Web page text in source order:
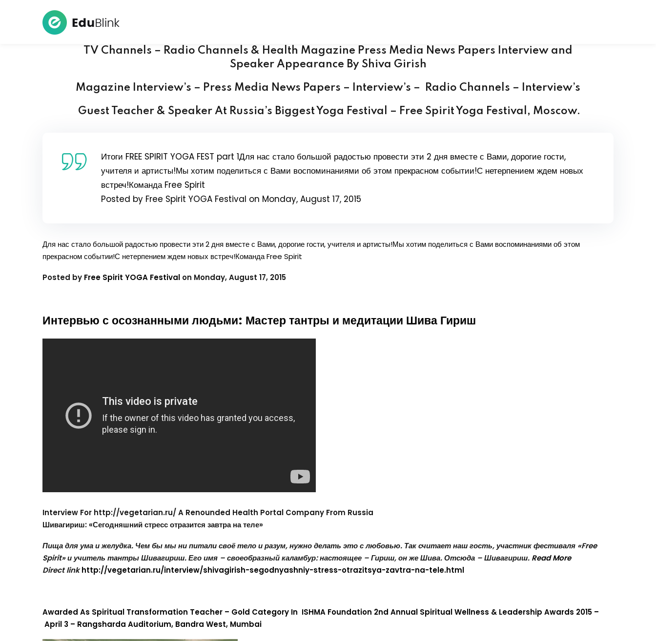
TV Channels – Radio Channels & Health Magazine Press Media News Papers Interview and
Speaker Appearance By Shiva Girish
Magazine Interview’s – Press Media News Papers – Interview’s – Radio Channels – Interview’s
Guest Teacher & Speaker At Russia’s Biggest Yoga Festival – Free Spirit Yoga Festival, Moscow.
Итоги FREE SPIRIT YOGA FEST part 1Для нас стало большой радостью провести эти 2 дня вместе с Вами, дорогие гости,
учителя и артисты!Мы хотим поделиться с Вами воспоминаниями об этом прекрасном событии!С нетерпением ждем новых
встреч!Команда Free Spirit
Posted by Free Spirit YOGA Festival on Monday, August 17, 2015
Для нас стало большой радостью провести эти 2 дня вместе с Вами, дорогие гости, учителя и артисты!Мы хотим поделиться с Вами воспоминаниями об этом
прекрасном событии!С нетерпением ждем новых встреч!Команда Free Spirit
Posted by Free Spirit YOGA Festival on Monday, August 17, 2015
Интервью с осознанными людьми: Мастер тантры и медитации Шива Гириш
Interview For http://vegetarian.ru/ A Renounded Health Portal Company From Russia
Шивагириш: «Сегодняшний стресс отразится завтра на теле»
Пища для ума и желудка. Чем бы мы ни питали своё тело и разум, нужно делать это с любовью. Так считает наш гость, участник фестиваля «Free
Spirit» и учитель тантры Шивагириш. Его имя – своеобразный каламбур: настоящее – Гириш, он же Шива. Отсюда – Шивагириш. Read More
Direct linkhttp://vegetarian.ru/interview/shivagirish-segodnyashniy-stress-otrazitsya-zavtra-na-tele.html
Awarded As Spiritual Transformation Teacher – Gold Category In ISHMA Foundation 2nd Annual Spiritual Wellness & Leadership Awards 2015 –
April 3 – Rangsharda Auditorium, Bandra West, Mumbai